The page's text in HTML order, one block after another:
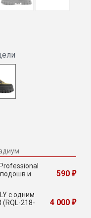
подошв и
590 ₽
с одним
218-
4 000 ₽